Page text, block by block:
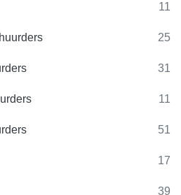
11
25
31
11
51
17
39